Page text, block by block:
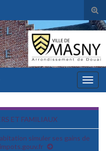
ET FAMILIAUX
simuler ses gains de